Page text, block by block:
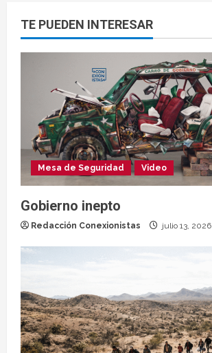
TE PUEDEN INTERESAR
Mesa de Seguridad Video
Gobierno inepto
Redacción Conexionistas julio 13, 2026